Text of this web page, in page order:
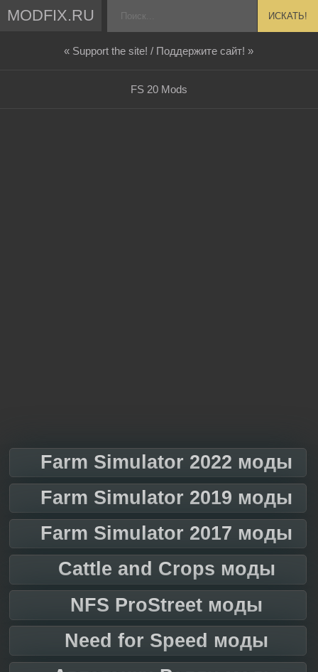
MODFIX.RU ИСКАТЬ!
« Support the site! / Поддержите сайт! »
FS 20 Mods
Farm Simulator 2022 моды
Farm Simulator 2019 моды
Farm Simulator 2017 моды
Cattle and Crops моды
NFS ProStreet моды
Need for Speed моды